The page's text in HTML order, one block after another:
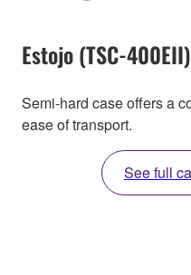
Estojo (TSC-400EII)
Semi-hard case offers a
ease of transport.
See full